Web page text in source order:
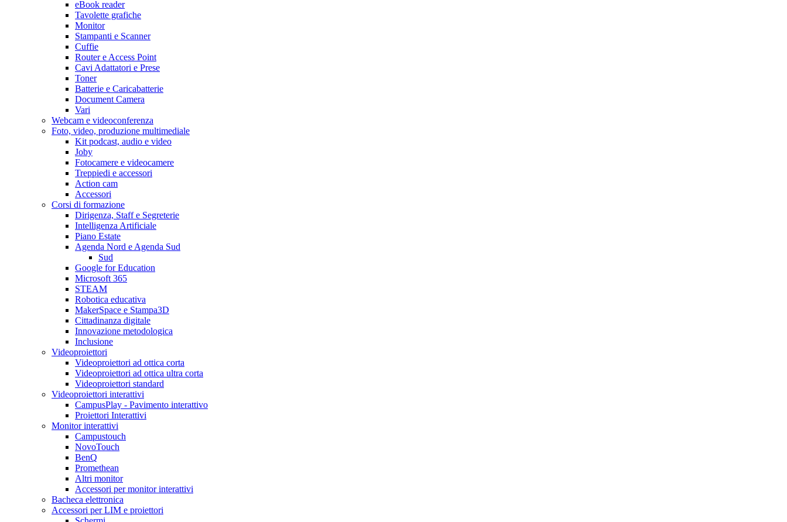
eBook reader
Tavolette grafiche
Monitor
Stampanti e Scanner
Cuffie
Router e Access Point
Cavi Adattatori e Prese
Toner
Batterie e Caricabatterie
Document Camera
Vari
Webcam e videoconferenza
Foto, video, produzione multimediale
Kit podcast, audio e video
Joby
Fotocamere e videocamere
Treppiedi e accessori
Action cam
Accessori
Corsi di formazione
Dirigenza, Staff e Segreterie
Intelligenza Artificiale
Piano Estate
Agenda Nord e Agenda Sud
Sud
Google for Education
Microsoft 365
STEAM
Robotica educativa
MakerSpace e Stampa3D
Cittadinanza digitale
Innovazione metodologica
Inclusione
Videoproiettori
Videoproiettori ad ottica corta
Videoproiettori ad ottica ultra corta
Videoproiettori standard
Videoproiettori interattivi
CampusPlay - Pavimento interattivo
Proiettori Interattivi
Monitor interattivi
Campustouch
NovoTouch
BenQ
Promethean
Altri monitor
Accessori per monitor interattivi
Bacheca elettronica
Accessori per LIM e proiettori